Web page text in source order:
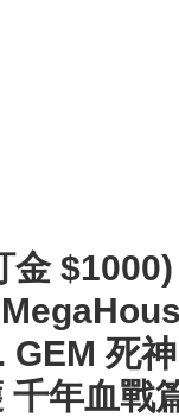
金
GEM 死
千年血戰